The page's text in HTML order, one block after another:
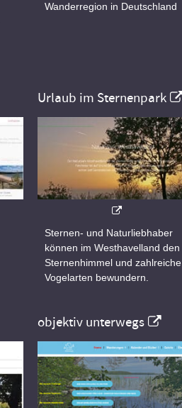
Wanderregion in Deutschland
Urlaub im Sternenpark
Sternen- und Naturliebhaber
können im Westhavelland den
Sternenhimmel und zahlreiche
Vogelarten bewundern.
objektiv unterwegs